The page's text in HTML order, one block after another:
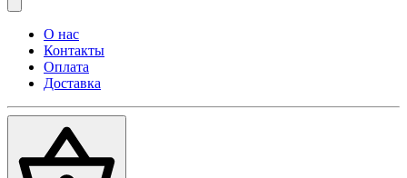
О нас
Контакты
Оплата
Доставка